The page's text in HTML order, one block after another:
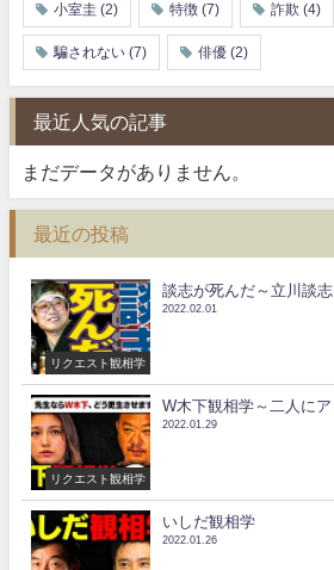
小室圭 (2) 特徴 (7) 詐欺 (4)
騙されない (7) 俳優 (2)
最近人気の記事
まだデータがありません。
最近の投稿
リクエスト観相学
談志が死んだ～立川談志
2022.02.01
リクエスト観相学
W木下観相学～二人に
2022.01.29
いしだ観相学
2022.01.26